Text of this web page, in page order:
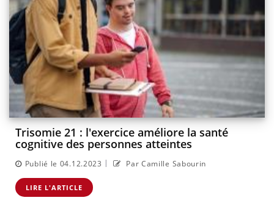
Trisomie 21 : l'exercice améliore la santé
cognitive des personnes atteintes
Publié le 04.12.2023 | Par Camille Sabourin
LIRE L'ARTICLE